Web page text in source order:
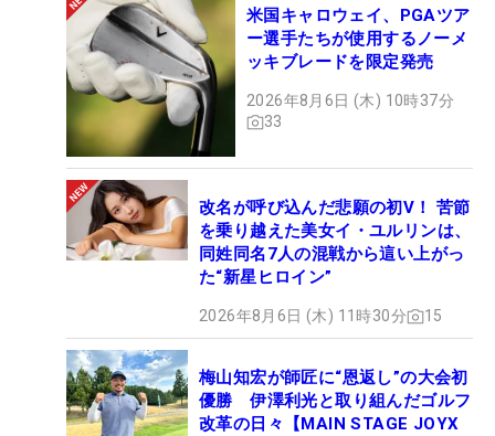
米国キャロウェイ、PGAツア
ー選手たちが使用するノーメ
ッキブレードを限定発売
2026年8月6日 (木) 10時37分
33
改名が呼び込んだ悲願の初V！ 苦節
を乗り越えた美女イ・ユルリンは、
同姓同名7人の混戦から這い上がっ
た“新星ヒロイン”
2026年8月6日 (木) 11時30分 15
梅山知宏が師匠に“恩返し”の大会初
優勝 伊澤利光と取り組んだゴルフ
改革の日々【MAIN STAGE JOYX